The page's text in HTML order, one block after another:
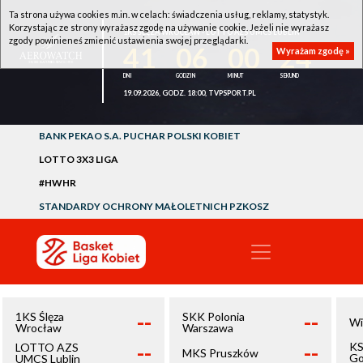
1KS ŚLĘZA WROCŁAW - LOTTO AZS UMCS LUBLIN
24
19.09.2026, GODZ. 18:00, TVPSPORT.PL
BANK PEKAO S.A. PUCHAR POLSKI KOBIET
LOTTO 3X3 LIGA
#HWHR
STANDARDY OCHRONY MAŁOLETNICH PZKOSZ
1KS Ślęza
Wrocław
--
LOTTO AZS
UMCS Lublin
--
SKK Polonia
Warszawa
--
MKS Pruszków --
Ta strona używa cookies m.in. w celach: świadczenia usług, reklamy, statystyk.
Korzystając ze strony wyrażasz zgodę na używanie cookie. Jeżeli nie wyrażasz
zgody powinieneś zmienić ustawienia swojej przeglądarki.
Wyrażam zgodę »